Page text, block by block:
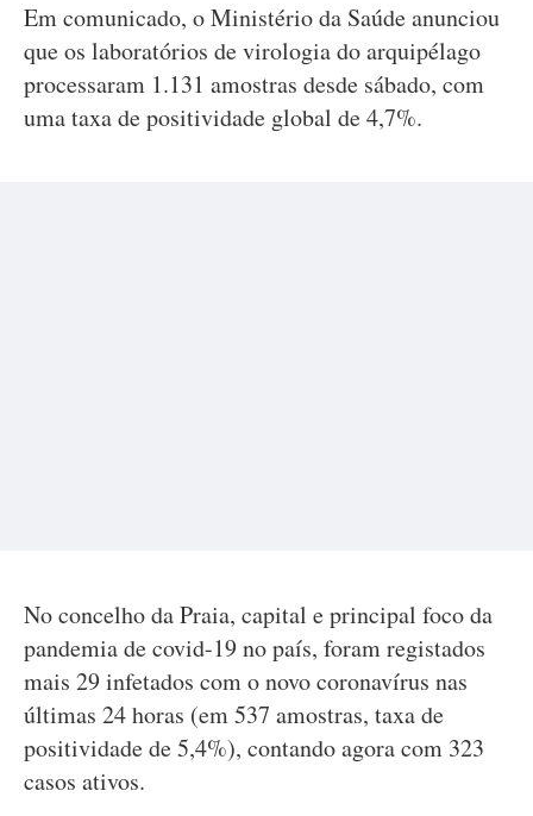
Em comunicado, o Ministério da Saúde anunciou
que os laboratórios de virologia do arquipélago
processaram 1.131 amostras desde sábado, com
uma taxa de positividade global de 4,7%.
No concelho da Praia, capital e principal foco da
pandemia de covid-19 no país, foram registados
mais 29 infetados com o novo coronavírus nas
últimas 24 horas (em 537 amostras, taxa de
positividade de 5,4%), contando agora com 323
casos ativos.